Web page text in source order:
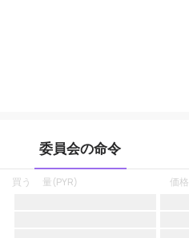
委員会の命令
買う 量(PYR) 価格